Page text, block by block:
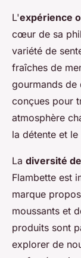
L'expérience
cœur de sa
variété de
fraîches de
gourmands de
conçues pour
atmosphère
la détente et
La diversité
Flambette est
marque
moussants et
produits sont
explorer de